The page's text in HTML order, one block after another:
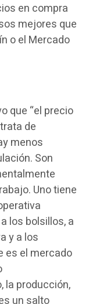
en compra
mejores que
o el Mercado
que “el precio
de
menos
Son
Uno tiene
los bolsillos, a
y a los
es el mercado
la producción,
un salto